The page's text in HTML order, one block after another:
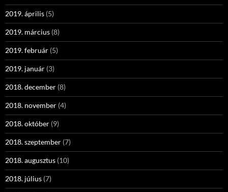
2019. április (5)
2019. március (8)
2019. február (5)
2019. január (3)
2018. december (8)
2018. november (4)
2018. október (9)
2018. szeptember (7)
2018. augusztus (10)
2018. július (7)